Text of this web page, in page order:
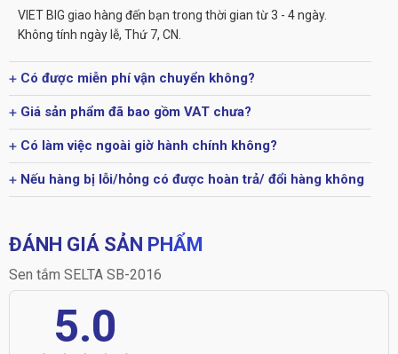
VIET BIG giao hàng đến bạn trong thời gian từ 3 - 4 ngày.
Không tính ngày lễ, Thứ 7, CN.
Có được miễn phí vận chuyển không?
Giá sản phẩm đã bao gồm VAT chưa?
Có làm việc ngoài giờ hành chính không?
Nếu hàng bị lỗi/hỏng có được hoàn trả/ đổi hàng không
ĐÁNH GIÁ SẢN PHẨM
Sen tắm SELTA SB-2016
5.0